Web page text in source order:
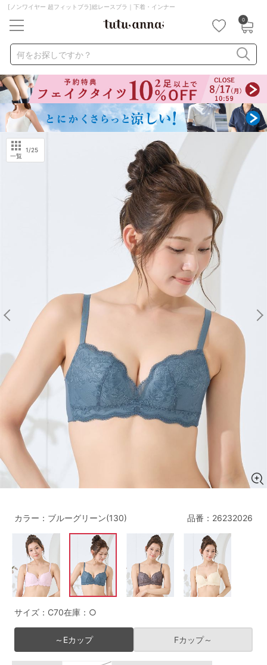
[ノンワイヤー 超フィットブラ]総レースブラ｜下着・インナー
0
何をお探しですか？
ナイトブラ ノンワイヤー 特盛ブラ
チューブトップ
折り畳み
パジャマ ストッキング
キャミソール
ルームウェア
アームカバー
下着
ライフスタイル
キッズ
マタニティ ギフトラッピング
SALE
サイズからブラを探す
A60 A65 A70 A75
B65 B70 B75 B80
C65 C70
D65
E65 E70 E75 E80 E85
F65 F70 F75
G65 G75
H70 H75
SS M
L LL
S-CD
すべてのサイズを表示する
～999円 1,000～1,999円
2,000～2,999円 3,000～3,999円
4,000円～
セールアイテムから探す
一覧
1/25
品番： 26232026
カラー：ブルーグリーン(130)
サイズ：C70在庫：○
～Eカップ Fカップ～